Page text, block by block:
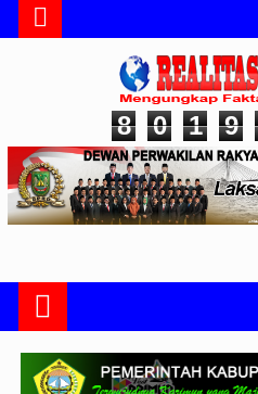
8 0 1 9